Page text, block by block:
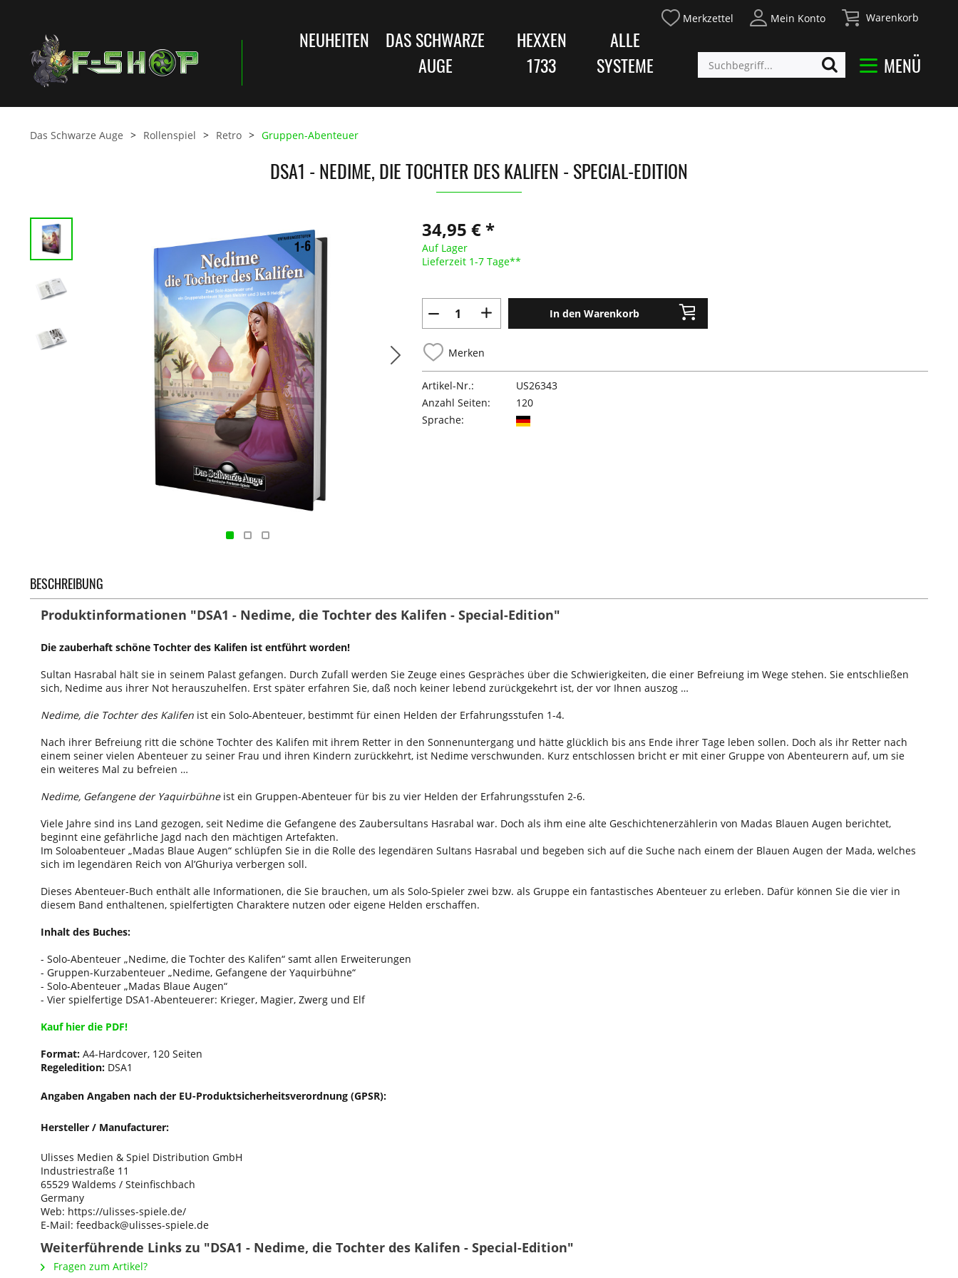
Merkzettel Mein Konto Warenkorb
MENÜ
NEUHEITEN
DAS SCHWARZE
AUGE
HEXXEN
1733
ALLE
SYSTEME
Das Schwarze Auge Rollenspiel Retro Gruppen-Abenteuer
DSA1 - NEDIME, DIE TOCHTER DES KALIFEN - SPECIAL-EDITION
34,95 € *
Auf Lager
Lieferzeit 1-7 Tage**
In den Warenkorb
Merken
Artikel-Nr.:
US26343
Anzahl Seiten:
120
Sprache:
BESCHREIBUNG
Produktinformationen "DSA1 - Nedime, die Tochter des Kalifen - Special-Edition"
Die zauberhaft schöne Tochter des Kalifen ist entführt worden!
Sultan Hasrabal hält sie in seinem Palast gefangen. Durch Zufall werden Sie Zeuge eines Gespräches über die Schwierigkeiten, die einer Befreiung im Wege stehen. Sie entschließen
sich, Nedime aus ihrer Not herauszuhelfen. Erst später erfahren Sie, daß noch keiner lebend zurückgekehrt ist, der vor Ihnen auszog …
Nedime, die Tochter des Kalifen ist ein Solo-Abenteuer, bestimmt für einen Helden der Erfahrungsstufen 1-4.
Nach ihrer Befreiung ritt die schöne Tochter des Kalifen mit ihrem Retter in den Sonnenuntergang und hätte glücklich bis ans Ende ihrer Tage leben sollen. Doch als ihr Retter nach
einem seiner vielen Abenteuer zu seiner Frau und ihren Kindern zurückkehrt, ist Nedime verschwunden. Kurz entschlossen bricht er mit einer Gruppe von Abenteurern auf, um sie
ein weiteres Mal zu befreien …
Nedime, Gefangene der Yaquirbühneist ein Gruppen-Abenteuer für bis zu vier Helden der Erfahrungsstufen 2-6.
Viele Jahre sind ins Land gezogen, seit Nedime die Gefangene des Zaubersultans Hasrabal war. Doch als ihm eine alte Geschichtenerzählerin von Madas Blauen Augen berichtet,
beginnt eine gefährliche Jagd nach den mächtigen Artefakten.
Im Soloabenteuer „Madas Blaue Augen“ schlüpfen Sie in die Rolle des legendären Sultans Hasrabal und begeben sich auf die Suche nach einem der Blauen Augen der Mada, welches
sich im legendären Reich von Al’Ghuriya verbergen soll.
Dieses Abenteuer-Buch enthält alle Informationen, die Sie brauchen, um als Solo-Spieler zwei bzw. als Gruppe ein fantastisches Abenteuer zu erleben. Dafür können Sie die vier in
diesem Band enthaltenen, spielfertigten Charaktere nutzen oder eigene Helden erschaffen.
Inhalt des Buches:
- Solo-Abenteuer „Nedime, die Tochter des Kalifen“ samt allen Erweiterungen
- Gruppen-Kurzabenteuer „Nedime, Gefangene der Yaquirbühne“
- Solo-Abenteuer „Madas Blaue Augen“
- Vier spielfertige DSA1-Abenteuerer: Krieger, Magier, Zwerg und Elf
Kauf hier die PDF!
Format: A4-Hardcover, 120 Seiten
Regeledition: DSA1
Angaben Angaben nach der EU-Produktsicherheitsverordnung (GPSR):
Hersteller / Manufacturer:
Ulisses Medien & Spiel Distribution GmbH
Industriestraße 11
65529 Waldems / Steinfischbach
Germany
Web: https://ulisses-spiele.de/
E-Mail: feedback@ulisses-spiele.de
Weiterführende Links zu "DSA1 - Nedime, die Tochter des Kalifen - Special-Edition"
Fragen zum Artikel?